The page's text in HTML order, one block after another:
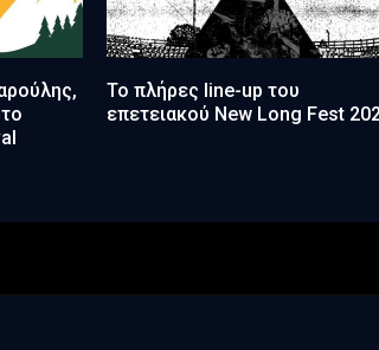
Το πλήρες line-up του
επετειακού New Long Fest